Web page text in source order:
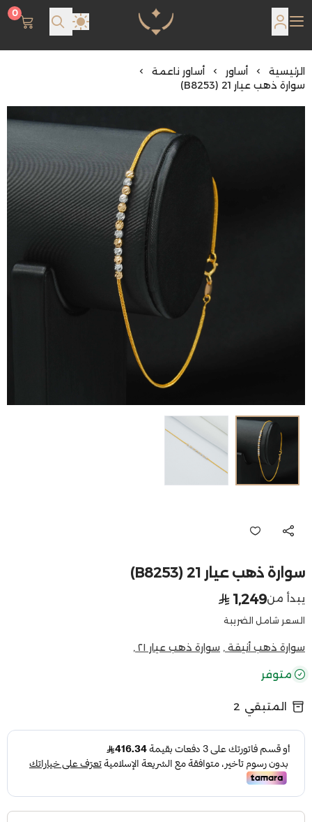
مجوهرات لمعة اللؤلؤة
0
الرئيسية أساور
أساور ناعمة
سوارة ذهب عيار 21 (B8253)
سوارة ذهب عيار 21 (B8253)
يبدأ من1,249
السعر شامل الضريبة
سوارة ذهب أنيقة , سوارة ذهب عيار ٢١ ,
متوفر
المتبقي 2